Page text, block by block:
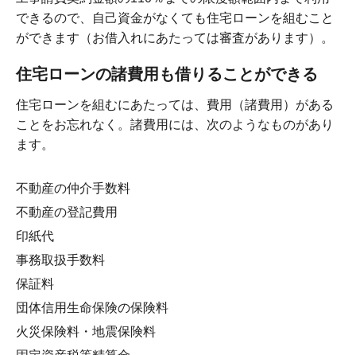
できるので、自己資金がなくても住宅ローンを組むこと
ができます（お借入れにあたっては審査があります）。
住宅ローンの諸費用も借りることができる
住宅ローンを組むにあたっては、費用（諸費用）がある
ことをお忘れなく。諸費用には、次のようなものがあり
ます。
不動産の仲介手数料
不動産の登記費用
印紙代
事務取扱手数料
保証料
団体信用生命保険の保険料
火災保険料・地震保険料